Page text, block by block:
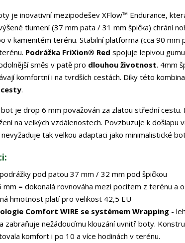
je inovativní mezipodešev XFlow™ Endurance,
tlumení (37 mm pata / 31 mm špička) chrání
v kamenitém terénu. Stabilní platforma (cca 90
Podrážka FriXion® Red spojuje lepivou
směs v patě pro dlouhou životnost. 4mm
komfortní i na tvrdších cestách. Díky této
.
je drop 6 mm považován za zlatou střední cestu.
na velkých vzdálenostech. Povzbuzuje k došlapu
tak velkou adaptaci jako minimalistické
pod patou 37 mm / 32 mm pod špičkou
mm = dokonalá rovnováha mezi pocitem z terénu a
hmotnost platí pro velikost 42,5 EU
Comfort WIRE se systémem Wrapping -
zabraňuje nežádoucímu klouzání uvnitř boty.
komfort i po 10 a více hodinách v terénu.